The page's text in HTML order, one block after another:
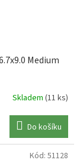
Medium
Skladem (11 ks)
Do košíku
Kód: 51128